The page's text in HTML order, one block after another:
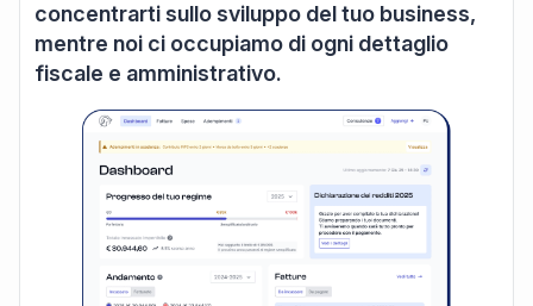
concentrarti sullo sviluppo del tuo business,
mentre noi ci occupiamo di ogni dettaglio
fiscale e amministrativo.